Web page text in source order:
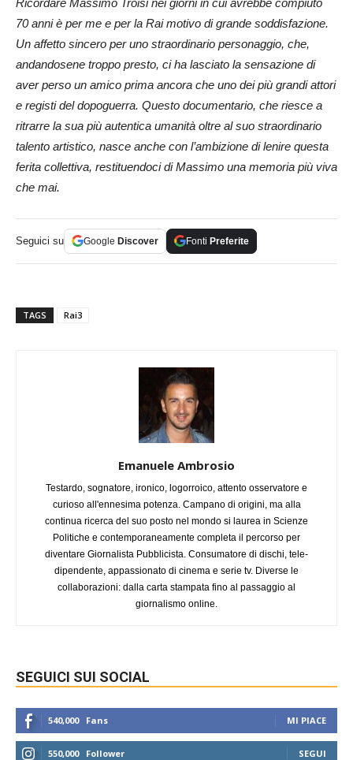
Ricordare Massimo Troisi nei giorni in cui avrebbe compiuto
70 anni è per me e per la Rai motivo di grande soddisfazione.
Un affetto sincero per uno straordinario personaggio, che,
andandosene troppo presto, ci ha lasciato la sensazione di
aver perso un amico prima ancora che uno dei più grandi attori
e registi del dopoguerra. Questo documentario, che riesce a
ritrarre la sua più autentica umanità oltre al suo straordinario
talento artistico, nasce anche con l’ambizione di lenire questa
ferita collettiva, restituendoci di Massimo una memoria più viva
che mai.
Seguici su Google Discover Fonti Preferite
TAGS Rai3
Emanuele Ambrosio
Testardo, sognatore, ironico, logorroico, attento osservatore e
curioso all'ennesima potenza. Campano di origini, ma alla
continua ricerca del suo posto nel mondo si laurea in Scienze
Politiche e contemporaneamente completa il percorso per
diventare Giornalista Pubblicista. Consumatore di dischi, tele-
dipendente, appassionato di cinema e serie tv. Diverse le
collaborazioni: dalla carta stampata fino al passaggio al
giornalismo online.
SEGUICI SUI SOCIAL
540,000 Fans MI PIACE
550,000 Follower SEGUI